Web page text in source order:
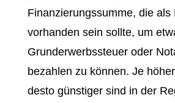
Finanzierungssumme, die als
vorhanden sein sollte, um
Grunderwerbssteuer oder
bezahlen zu können. Je
desto günstiger sind in der